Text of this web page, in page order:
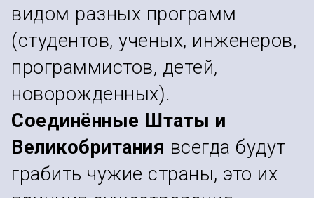
видом разных программ
(студентов, ученых, инженеров,
программистов, детей,
новорожденных).
Соединённые Штаты и
Великобритания всегда будут
грабить чужие страны, это их